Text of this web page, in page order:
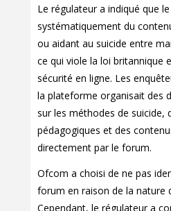
Le régulateur a indiqué que
systématiquement du
ou aidant au suicide entre
ce qui viole la loi britannique
sécurité en ligne. Les
la plateforme organisait des
sur les méthodes de suicide,
pédagogiques et des
directement par le forum.
Ofcom a choisi de ne pas
forum en raison de la nature
Cependant, le régulateur a